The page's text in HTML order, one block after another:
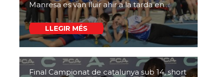
Manresa es van lluir ahir a la tarda en…
LLEGIR MÉS
Final Campionat de catalunya sub 14, short